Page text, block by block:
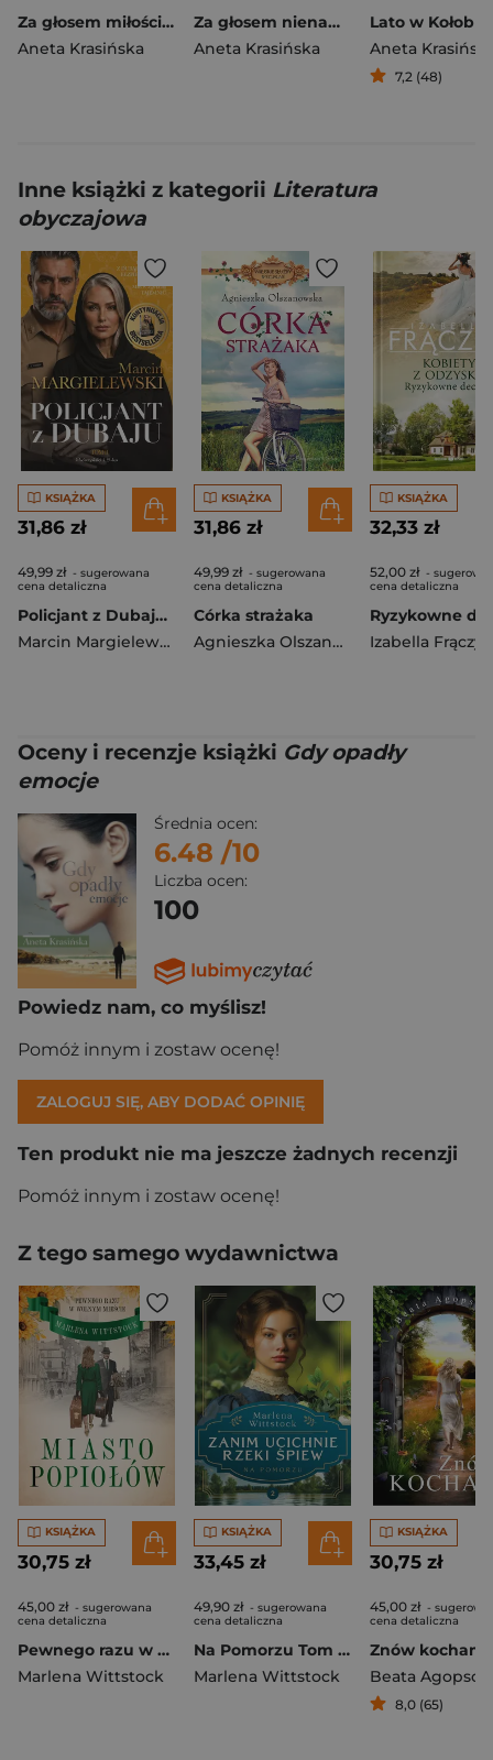
Za głosem miłości. Barwy uczuć. Tom 1 Duże Litery
Aneta Krasińska
Za głosem nienawiści. Barwy uczuć. Tom 2 Duże litery
Aneta Krasińska
Lato w
Aneta
7,2 (48)
Inne książki z kategorii Literatura
obyczajowa
KSIĄŻKA
31,86 zł
49,99 zł - sugerowana
cena detaliczna
Policjant z Dubaju. Tom 2
Marcin Margielewski
KSIĄŻKA
31,86 zł
49,99 zł - sugerowana
cena detaliczna
Córka strażaka
Agnieszka Olszanowska
KSIĄŻKA
32,33 zł
52,00 zł -
cena detaliczna
Izabella Frączyk
Oceny i recenzje książki Gdy opadły
emocje
Średnia ocen:
6.48 /10
Liczba ocen:
100
Powiedz nam, co myślisz!
Pomóż innym i zostaw ocenę!
ZALOGUJ SIĘ, ABY DODAĆ OPINIĘ
Ten produkt nie ma jeszcze żadnych recenzji
Pomóż innym i zostaw ocenę!
Z tego samego wydawnictwa
KSIĄŻKA
30,75 zł
45,00 zł - sugerowana
cena detaliczna
Pewnego razu w Wolnym Mieście Miasto popiołów
Marlena Wittstock
KSIĄŻKA
33,45 zł
49,90 zł - sugerowana
cena detaliczna
Na Pomorzu Tom 2 Zanim ucichnie rzeki śpiew
Marlena Wittstock
KSIĄŻKA
30,75 zł
45,00 zł -
cena detaliczna
Znów kocham!
Beata
8,0 (65)